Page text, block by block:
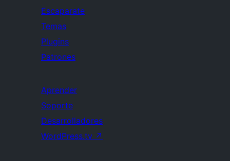
Escaparate
Temas
Plugins
Patrones
Aprender
Soporte
Desarrolladores
WordPress.tv ↗